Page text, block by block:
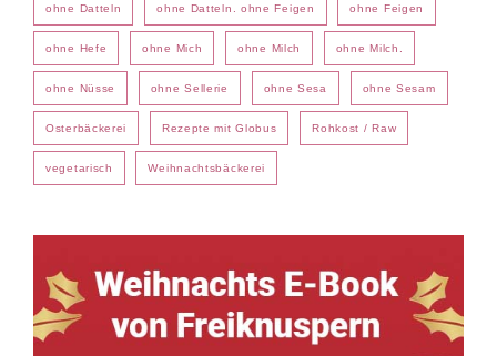
ohne Datteln ohne Datteln. ohne Feigen ohne Feigen
ohne Hefe ohne Mich ohne Milch ohne Milch.
ohne Nüsse ohne Sellerie ohne Sesa ohne Sesam
Osterbäckerei Rezepte mit Globus Rohkost / Raw
vegetarisch Weihnachtsbäckerei